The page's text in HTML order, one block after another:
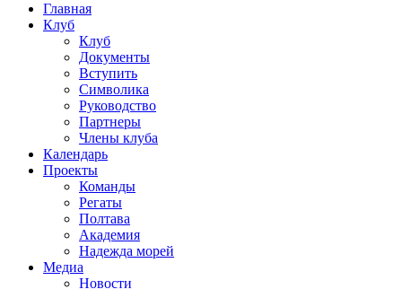
Главная
Клуб
Клуб
Документы
Вступить
Символика
Руководство
Партнеры
Члены клуба
Календарь
Проекты
Команды
Регаты
Полтава
Академия
Надежда морей
Медиа
Новости